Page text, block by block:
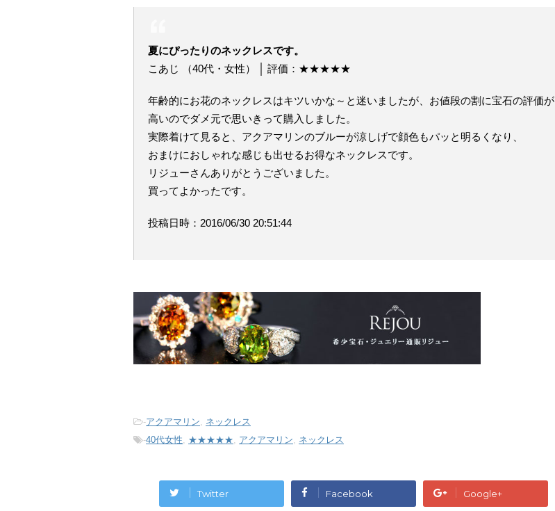
夏にぴったりのネックレスです。
こあじ （40代・女性） │ 評価：★★★★★
年齢的にお花のネックレスはキツいかな～と迷いましたが、お値段の割に宝石の評価が
高いのでダメ元で思いきって購入しました。
実際着けて見ると、アクアマリンのブルーが涼しげで顔色もパッと明るくなり、
おまけにおしゃれな感じも出せるお得なネックレスです。
リジューさんありがとうございました。
買ってよかったです。
投稿日時：2016/06/30 20:51:44
-アクアマリン, ネックレス
-40代女性, ★★★★★, アクアマリン, ネックレス
Twitter Facebook Google+